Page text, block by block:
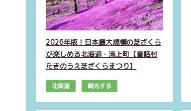
2026年版！日本最大規模の芝ざくら
が楽しめる北海道・滝上町【童話村
たきのうえ芝ざくらまつり】
北海道 観光する